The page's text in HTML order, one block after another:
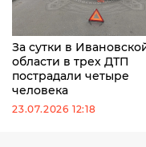
За сутки в
области в трех ДТП
пострадали четыре
человека
23.07.2026 12:18